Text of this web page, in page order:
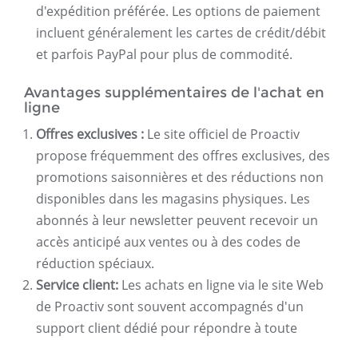
d'expédition préférée. Les options de paiement
incluent généralement les cartes de crédit/débit
et parfois PayPal pour plus de commodité.
Avantages supplémentaires de l'achat en
ligne
Offres exclusives : Le site officiel de Proactiv
propose fréquemment des offres exclusives, des
promotions saisonnières et des réductions non
disponibles dans les magasins physiques. Les
abonnés à leur newsletter peuvent recevoir un
accès anticipé aux ventes ou à des codes de
réduction spéciaux.
Service client: Les achats en ligne via le site Web
de Proactiv sont souvent accompagnés d'un
support client dédié pour répondre à toute